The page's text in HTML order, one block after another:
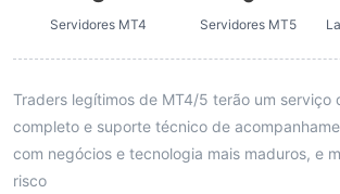
Servidores MT4 Servidores MT5
Traders legítimos de MT4/5 terão um serviço
completo e suporte técnico de
com negócios e tecnologia mais maduros, e
risco